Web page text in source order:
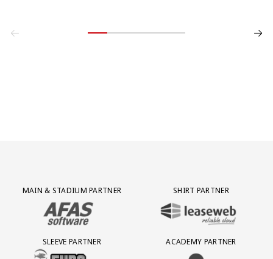
Partner Logos Grid
MAIN & STADIUM PARTNER
BEZOEK ONZE MAIN & STADIUM PARTNER AFAS SOFTWARE
SHIRT PARTNER
BEZOEK ONZE SHIRT PARTNER
SLEEVE PARTNER
BEZOEK ONZE SLEEVE PARTNER EUROJACKPOT
ACADEMY PARTNER